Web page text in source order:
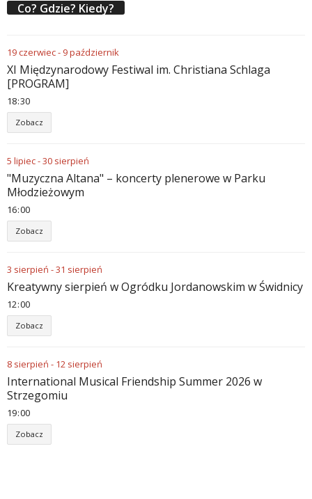
Co? Gdzie? Kiedy?
19czerwiec- 9październik
XI Międzynarodowy Festiwal im. Christiana Schlaga
[PROGRAM]
18:30
Zobacz
5 lipiec-30 sierpień
"Muzyczna Altana" – koncerty plenerowe w Parku
Młodzieżowym
16:00
Zobacz
3 sierpień -31 sierpień
Kreatywny sierpień w Ogródku Jordanowskim w Świdnicy
12:00
Zobacz
8 sierpień - 12 sierpień
International Musical Friendship Summer 2026 w
Strzegomiu
19:00
Zobacz